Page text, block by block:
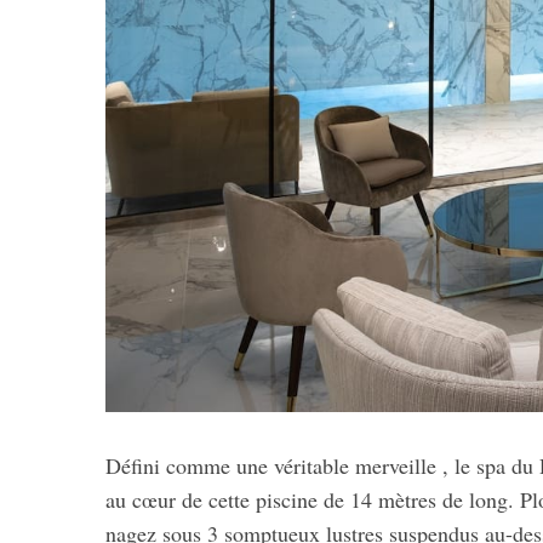
Défini comme une véritable merveille , le spa
au cœur de cette piscine de 14 mètres de long.
nagez sous 3 somptueux lustres suspendus au-